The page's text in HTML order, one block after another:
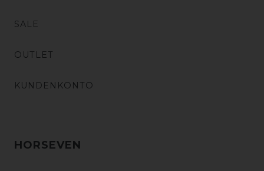
SALE
OUTLET
KUNDENKONTO
HORSEVEN